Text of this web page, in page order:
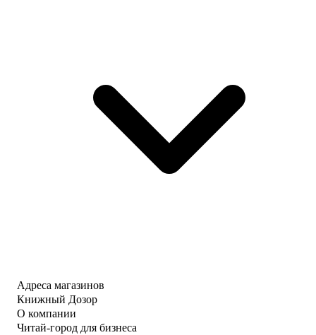
Адреса магазинов
Книжный Дозор
О компании
Читай-город для бизнеса